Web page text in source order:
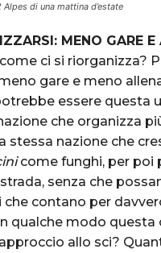
Alpes di una mattina d’estate
MENO GARE E
come ci si riorganizza?
gare e meno
essere questa
che organizza
stessa nazione che
come funghi, per poi
senza che
che contano per
qualche modo questa
allo sci?